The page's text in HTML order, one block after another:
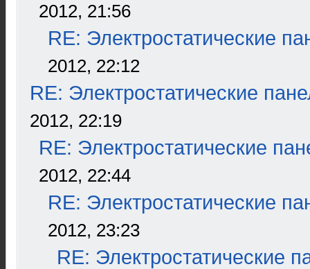
2012, 21:56
RE: Электростатические
2012, 22:12
RE: Электростатические
2012, 22:19
RE: Электростатические
2012, 22:44
RE: Электростатические
2012, 23:23
RE: Электростатические